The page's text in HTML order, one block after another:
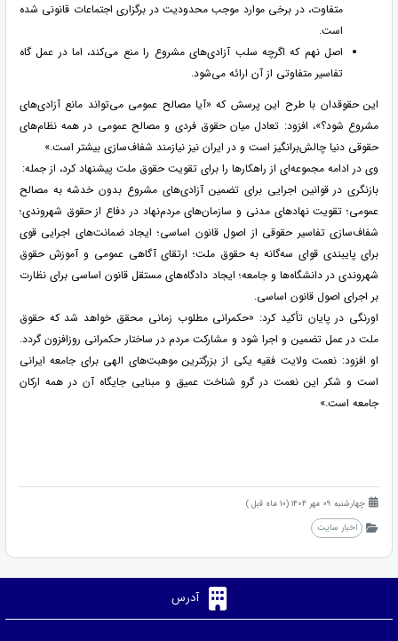
متفاوت، در برخی موارد موجب محدودیت در برگزاری اجتماعات قانونی شده
است.
اصل نهم که اگرچه سلب آزادی‌های مشروع را منع می‌کند، اما در عمل گاه
تفاسیر متفاوتی از آن ارائه می‌شود.
این حقوقدان با طرح این پرسش که «آیا مصالح عمومی می‌تواند مانع آزادی‌های
مشروع شود؟»، افزود: تعادل میان حقوق فردی و مصالح عمومی در همه نظام‌های
حقوقی دنیا چالش‌برانگیز است و در ایران نیز نیازمند شفاف‌سازی بیشتر است.»
وی در ادامه مجموعه‌ای از راهکارها را برای تقویت حقوق ملت پیشنهاد کرد، از جمله:
بازنگری در قوانین اجرایی برای تضمین آزادی‌های مشروع بدون خدشه به مصالح
عمومی؛ تقویت نهادهای مدنی و سازمان‌های مردم‌نهاد در دفاع از حقوق شهروندی؛
شفاف‌سازی تفاسیر حقوقی از اصول قانون اساسی؛ ایجاد ضمانت‌های اجرایی قوی
برای پایبندی قوای سه‌گانه به حقوق ملت؛ ارتقای آگاهی عمومی و آموزش حقوق
شهروندی در دانشگاه‌ها و جامعه؛ ایجاد دادگاه‌های مستقل قانون اساسی برای نظارت
بر اجرای اصول قانون اساسی.
اورنگی در پایان تأکید کرد: «حکمرانی مطلوب زمانی محقق خواهد شد که حقوق
ملت در عمل تضمین و اجرا شود و مشارکت مردم در ساختار حکمرانی روزافزون گردد.
او افزود: نعمت ولایت فقیه یکی از بزرگترین موهبت‌های الهی برای جامعه ایرانی
است و شکر این نعمت در گرو شناخت عمیق و مبنایی جایگاه آن در همه ارکان
جامعه است.»
چهارشنبه 09 مهر 1404 (10 ماه قبل )
اخبار سایت
آدرس